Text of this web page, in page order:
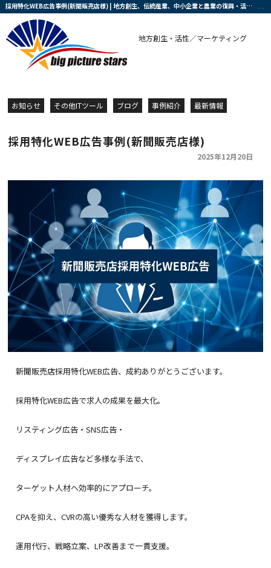
採用特化WEB広告事例(新聞販売店様) | 地方創生、伝統産業、中小企業と農業の復興・活性化を支援する会社です
地方創生・活性／マーケティング
お知らせ その他ITツール ブログ 事例紹介 最新情報
採用特化WEB広告事例(新聞販売店様)
2025年12月20日
新聞販売店採用特化WEB広告、成約ありがとうございます。
採用特化WEB広告で求人の成果を最大化。
リスティング広告・SNS広告・
ディスプレイ広告など多様な手法で、
ターゲット人材へ効率的にアプローチ。
CPAを抑え、CVRの高い優秀な人材を獲得します。
運用代行、戦略立案、LP改善まで一貫支援。